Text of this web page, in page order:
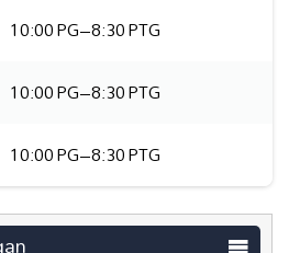
10:00 PG–8:30 PTG
10:00 PG–8:30 PTG
10:00 PG–8:30 PTG